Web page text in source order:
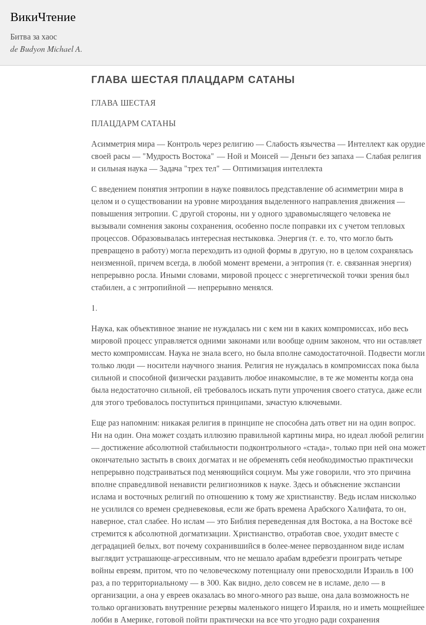
ВикиЧтение
Битва за хаос
de Budyon Michael A.
ГЛАВА ШЕСТАЯ ПЛАЦДАРМ САТАНЫ
ГЛАВА ШЕСТАЯ
ПЛАЦДАРМ САТАНЫ
Асимметрия мира — Контроль через религию — Слабость язычества — Интеллект как орудие
своей расы — "Мудрость Востока" — Ной и Моисей — Деньги без запаха — Слабая религия
и сильная наука — Задача "трех тел" — Оптимизация интеллекта
С введением понятия энтропии в науке появилось представление об асимметрии мира в
целом и о существовании на уровне мироздания выделенного направления движения —
повышения энтропии. С другой стороны, ни у одного здравомыслящего человека не
вызывали сомнения законы сохранения, особенно после поправки их с учетом тепловых
процессов. Образовывалась интересная нестыковка. Энергия (т. е. то, что могло быть
превращено в работу) могла переходить из одной формы в другую, но в целом сохранялась
неизменной, причем всегда, в любой момент времени, а энтропия (т. е. связанная энергия)
непрерывно росла. Иными словами, мировой процесс с энергетической точки зрения был
стабилен, а с энтропийной — непрерывно менялся.
1.
Наука, как объективное знание не нуждалась ни с кем ни в каких компромиссах, ибо весь
мировой процесс управляется одними законами или вообще одним законом, что ни оставляет
место компромиссам. Наука не знала всего, но была вполне самодостаточной. Подвести могли
только люди — носители научного знания. Религия не нуждалась в компромиссах пока была
сильной и способной физически раздавить любое инакомыслие, в те же моменты когда она
была недостаточно сильной, ей требовалось искать пути упрочения своего статуса, даже если
для этого требовалось поступиться принципами, зачастую ключевыми.
Еще раз напомним: никакая религия в принципе не способна дать ответ ни на один вопрос.
Ни на один. Она может создать иллюзию правильной картины мира, но идеал любой религии
— достижение абсолютной стабильности подконтрольного «стада», только при ней она может
окончательно застыть в своих догматах и не обременять себя необходимостью практически
непрерывно подстраиваться под меняющийся социум. Мы уже говорили, что это причина
вполне справедливой ненависти религиозников к науке. Здесь и объяснение экспансии
ислама и восточных религий по отношению к тому же христианству. Ведь ислам нисколько
не усилился со времен средневековья, если же брать времена Арабского Халифата, то он,
наверное, стал слабее. Но ислам — это Библия переведенная для Востока, а на Востоке всё
стремится к абсолютной догматизации. Христианство, отработав свое, уходит вместе с
деградацией белых, вот почему сохранившийся в более-менее первозданном виде ислам
выглядит устрашающе-агрессивным, что не мешало арабам вдребезги проиграть четыре
войны евреям, притом, что по человеческому потенциалу они превосходили Израиль в 100
раз, а по территориальному — в 300. Как видно, дело совсем не в исламе, дело — в
организации, а она у евреев оказалась во много-много раз выше, она дала возможность не
только организовать внутренние резервы маленького нищего Израиля, но и иметь мощнейшее
лобби в Америке, готовой пойти практически на все что угодно ради сохранения